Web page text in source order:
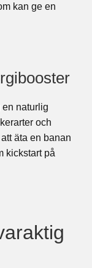
kan ge en
en naturlig
och
äta en banan
kickstart på